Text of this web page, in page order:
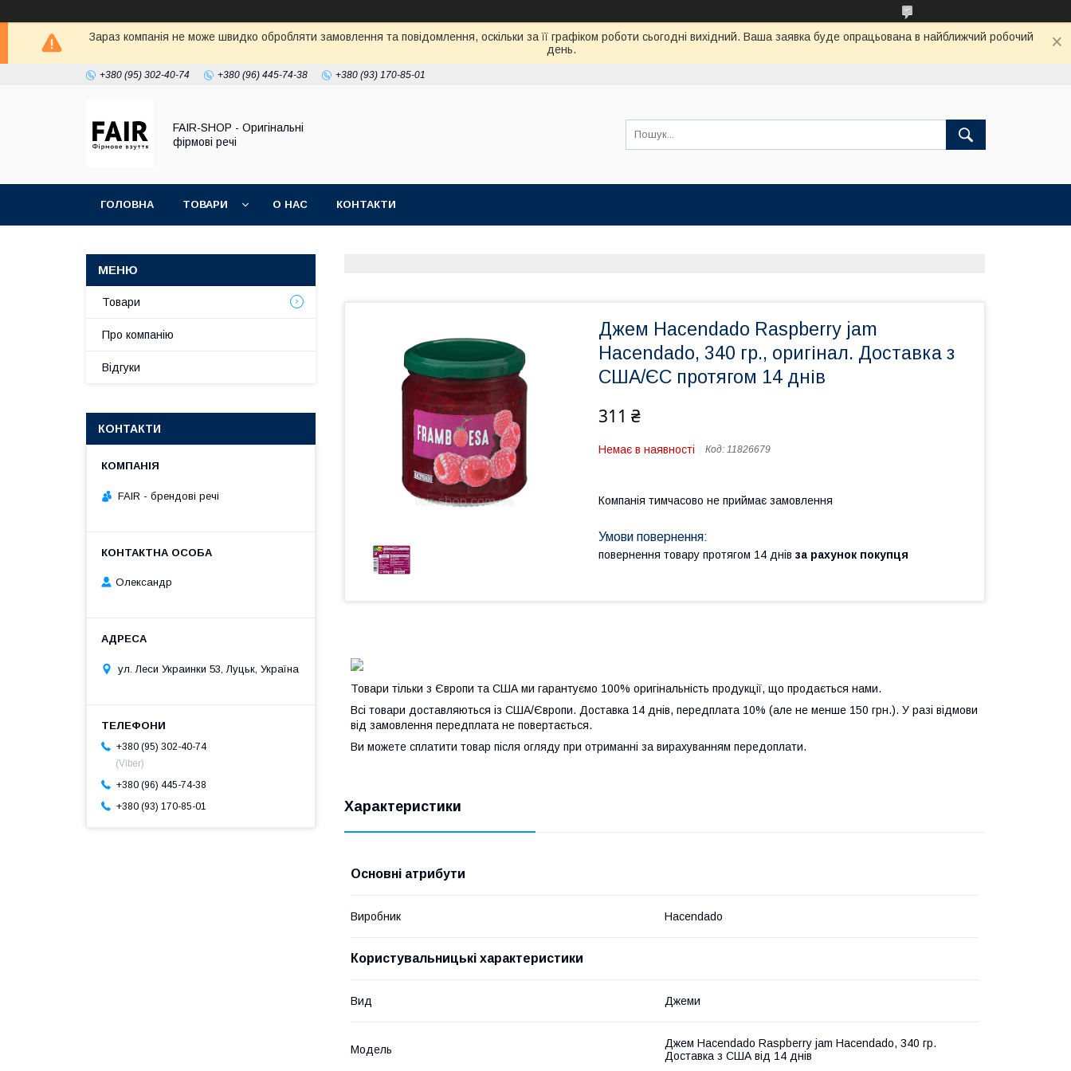
Зараз компанія не може швидко обробляти замовлення та повідомлення, оскільки за її графіком роботи сьогодні вихідний. Ваша заявка буде опрацьована в найближчий робочий
день.
+380 (95) 302-40-74 +380 (96) 445-74-38 +380 (93) 170-85-01
FAIR-SHOP - Оригінальні
фірмові речі
ГОЛОВНА ТОВАРИ О НАС КОНТАКТИ
Джем Hacendado Raspberry jam
Hacendado, 340 гр., оригінал. Доставка з
США/ЄС протягом 14 днів
311 ₴
Немає в наявності Код: 11826679
Компанія тимчасово не приймає замовлення
повернення товару протягом 14 днів за рахунок покупця
Товари тільки з Європи та США ми гарантуємо 100% оригінальність продукції, що продається нами.
Всі товари доставляються із США/Європи. Доставка 14 днів, передплата 10% (але не менше 150 грн.). У разі відмови
від замовлення передплата не повертається.
Ви можете сплатити товар після огляду при отриманні за вирахуванням передоплати.
Характеристики
Основні атрибути
Виробник Hacendado
Користувальницькі характеристики
Вид Джеми
Мoдель
Джем Hacendado Raspberry jam Hacendado, 340 гр.
Доставка з США від 14 днів
Товари
Про компанію
Відгуки
КОНТАКТИ
FAIR - брендові речі
Олександр
ул. Леси Украинки 53, Луцьк, Україна
+380 (95) 302-40-74
(Viber)
+380 (96) 445-74-38
+380 (93) 170-85-01